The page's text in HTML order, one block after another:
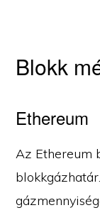
Blokk
Ethereum
Az Ethereum